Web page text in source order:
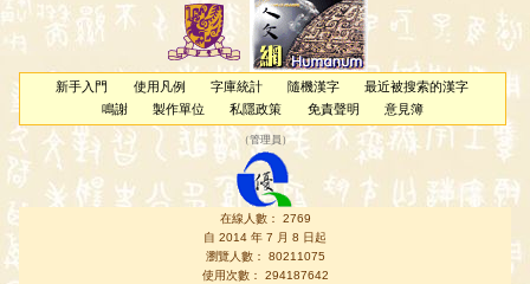
新手入門 使用凡例 字庫統計 隨機漢字
最近被搜索的漢字
鳴謝
製作單位 私隱政策 免責聲明 意見簿
（管理員 ）
在線人數： 2769
自 2014 年 7 月 8 日起
瀏覽人數： 80211075
使用次數： 294187642